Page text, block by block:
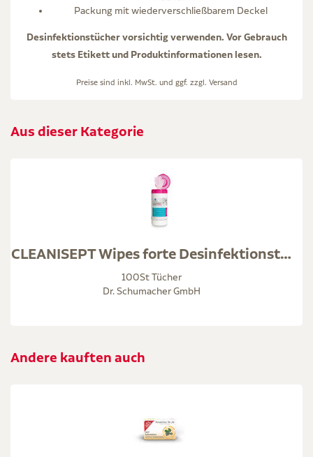
Packung mit wiederverschließbarem Deckel
Desinfektionstücher vorsichtig verwenden. Vor Gebrauch
stets Etikett und Produktinformationen lesen.
Preise sind inkl. MwSt. und ggf. zzgl. Versand
Aus dieser Kategorie
CLEANISEPT Wipes forte Desinfektionstücher
100St Tücher
Dr. Schumacher GmbH
Andere kauften auch